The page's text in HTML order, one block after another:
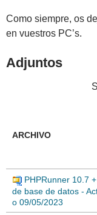
Como siempre, os
en vuestros PC’s.
Adjuntos
ARCHIVO
PHPRunner 10.7
de base de datos -
o 09/05/2023